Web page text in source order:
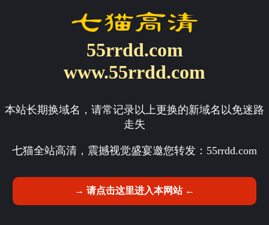
55rrdd.com
www.55rrdd.com
本站长期换域名，请常记录以上更换的新域名以免迷路
走失
七猫全站高清，震撼视觉盛宴邀您转发： 55rrdd.com
→ 请点击这里进入本网站 ←